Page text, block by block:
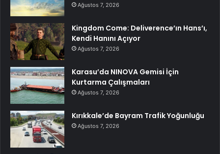
Ağustos 7, 2026
Kingdom Come: Deliverence’ın Hans’ı,
Kendi Hanını Açıyor
Ağustos 7, 2026
Karasu’da NINOVA Gemisi İçin
Kurtarma Çalışmaları
Ağustos 7, 2026
Kırıkkale’de Bayram Trafik Yoğunluğu
Ağustos 7, 2026